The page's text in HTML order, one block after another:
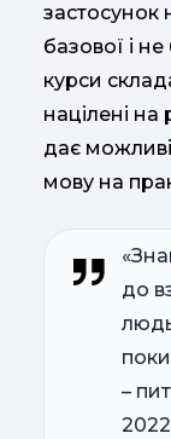
застосунок
базової і
курси
націлені на
дає
мову на
до
–